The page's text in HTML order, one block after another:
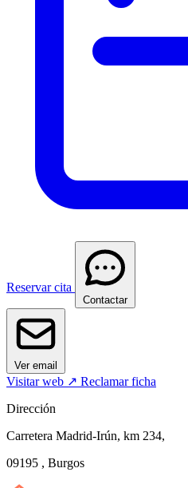
Reservar cita
Contactar
Ver email
Visitar web ↗ Reclamar ficha
Dirección
Carretera Madrid-Irún, km 234,
09195 , Burgos